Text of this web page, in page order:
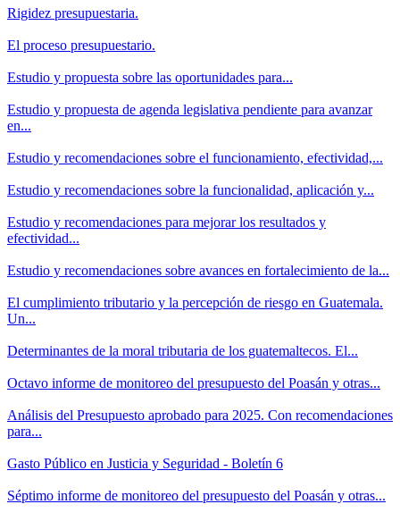
Rigidez presupuestaria.
El proceso presupuestario.
Estudio y propuesta sobre las oportunidades para...
Estudio y propuesta de agenda legislativa pendiente para avanzar
en...
Estudio y recomendaciones sobre el funcionamiento, efectividad,...
Estudio y recomendaciones sobre la funcionalidad, aplicación y...
Estudio y recomendaciones para mejorar los resultados y
efectividad...
Estudio y recomendaciones sobre avances en fortalecimiento de la...
El cumplimiento tributario y la percepción de riesgo en Guatemala.
Un...
Determinantes de la moral tributaria de los guatemaltecos. El...
Octavo informe de monitoreo del presupuesto del Poasán y otras...
Análisis del Presupuesto aprobado para 2025. Con recomendaciones
para...
Gasto Público en Justicia y Seguridad - Boletín 6
Séptimo informe de monitoreo del presupuesto del Poasán y otras...